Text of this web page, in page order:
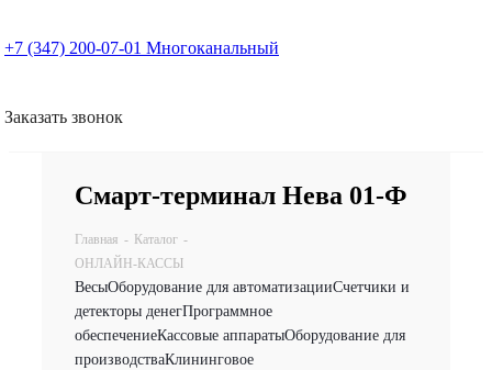
+7 (347) 200-07-01 Многоканальный
Заказать звонок
Смарт-терминал Нева 01-Ф
Главная - Каталог -
ОНЛАЙН-КАССЫ
ВесыОборудование для автоматизацииСчетчики и
детекторы денегПрограммное
обеспечениеКассовые аппаратыОборудование для
производстваКлининговое